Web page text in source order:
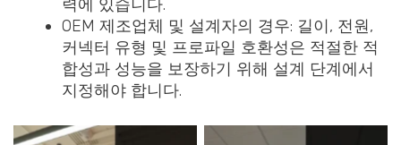
력에 있습니다.
OEM 제조업체 및 설계자의 경우: 길이, 전원,
커넥터 유형 및 프로파일 호환성은 적절한 적
합성과 성능을 보장하기 위해 설계 단계에서
지정해야 합니다.